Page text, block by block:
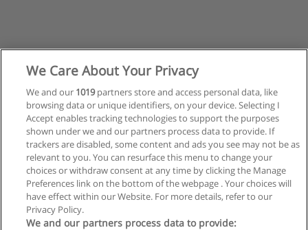
We Care About Your Privacy
We and our 1019partners store and access personal data, like
browsing data or unique identifiers, on your device. Selecting I
Accept enables tracking technologies to support the purposes
shown under we and our partners process data to provide. If
trackers are disabled, some content and ads you see may not be as
relevant to you. You can resurface this menu to change your
choices or withdraw consent at any time by clicking the Manage
Preferences link on the bottom of the webpage . Your choices will
have effect within our Website. For more details, refer to our
Privacy Policy.
We and our partners process data to provide: